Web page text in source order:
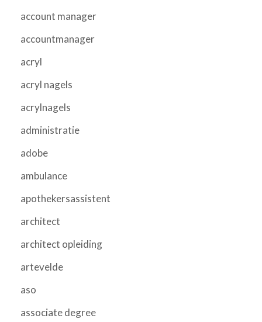
account manager
accountmanager
acryl
acryl nagels
acrylnagels
administratie
adobe
ambulance
apothekersassistent
architect
architect opleiding
artevelde
aso
associate degree